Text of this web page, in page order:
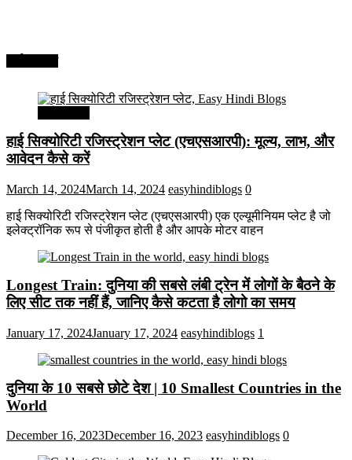
हाई सिक्योरिटी रजिस्ट्रेशन प्लेट (एचएसआरपी): मूल्य, लाभ, और
आवेदन कैसे करें
March 14, 2024March 14, 2024 easyhindiblogs 0
हाई सिक्योरिटी रजिस्ट्रेशन प्लेट (एचएसआरपी) एक एल्यूमीनियम प्लेट है जो
इलेक्ट्रॉनिक रूप से पंजीकृत होती है और आपके मोटर वाहन
Longest Train: दुनिया की सबसे लंबी ट्रेन में लोगों के बैठने के
लिए सीट तक ​​नहीं हैं, जानिए कैसे कटता है लोगो का समय
January 17, 2024January 17, 2024 easyhindiblogs 1
दुनिया के 10 सबसे छोटे देश | 10 Smallest Countries in the
World
December 16, 2023December 16, 2023 easyhindiblogs 0